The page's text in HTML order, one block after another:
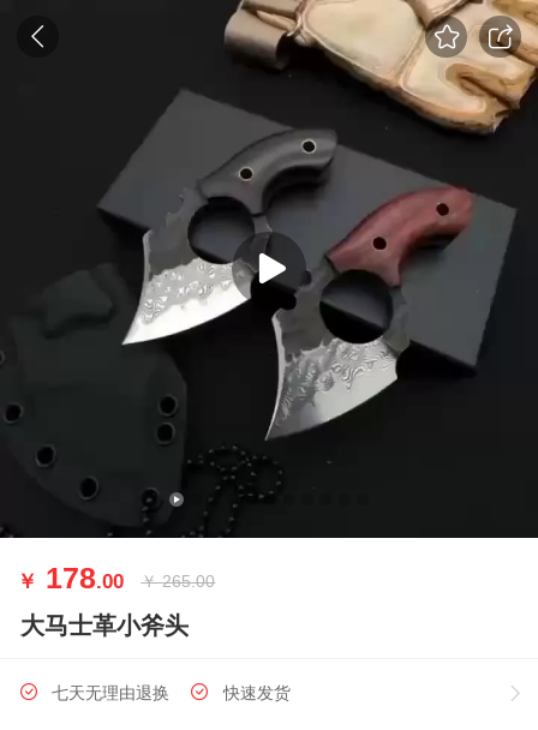
￥ 178.00 ￥ 265.00
大马士革小斧头
七天无理由退换 快速发货